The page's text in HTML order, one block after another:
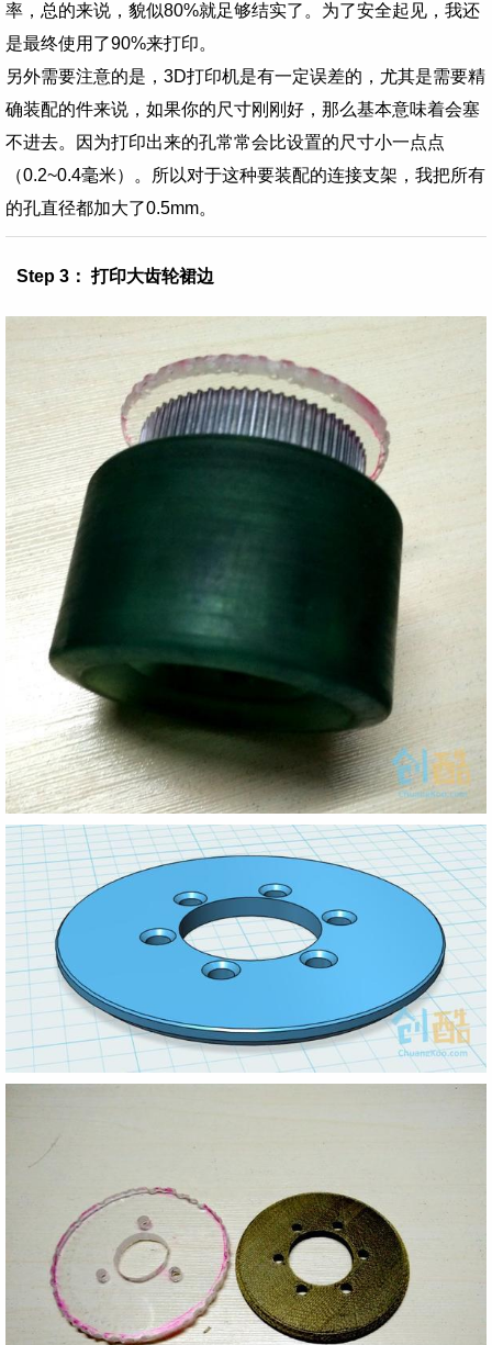
率，总的来说，貌似80%就足够结实了。为了安全起见，我还
是最终使用了90%来打印。
另外需要注意的是，3D打印机是有一定误差的，尤其是需要精
确装配的件来说，如果你的尺寸刚刚好，那么基本意味着会塞
不进去。因为打印出来的孔常常会比设置的尺寸小一点点
（0.2~0.4毫米）。所以对于这种要装配的连接支架，我把所有
的孔直径都加大了0.5mm。
Step 3： 打印大齿轮裙边